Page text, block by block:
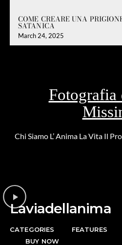
COME CREARE UNA
SATANICA
March 24, 2025
Fotografia
Chi Siamo L’ Anima La Vita Il
Laviadellanima
CATEGORIES FEATURES
BUY NOW